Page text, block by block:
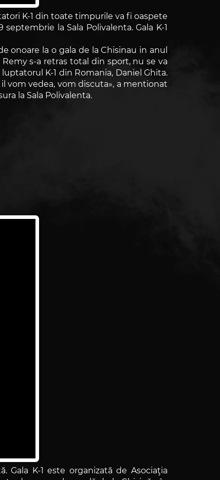
K-1 din toate timpurile va fi oaspete
la Sala Polivalenta. Gala K-1
onoare la o gala de la Chisinau in anul
s-a retras total din sport, nu se va
K-1 din Romania, Daniel Ghita.
vom vedea, vom discuta», a mentionat
la Sala Polivalenta.
Gala K-1 este organizată de Asociaţia